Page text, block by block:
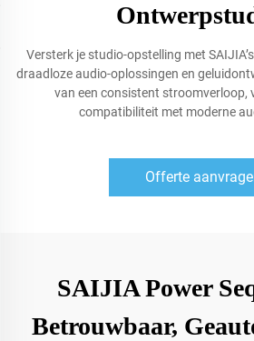
Versterk je studio-opstelling met
draadloze audio-oplossingen en
van een consistent stroomverloop,
compatibiliteit met moderne
Offerte
SAIJIA Power
Betrouwbaar,